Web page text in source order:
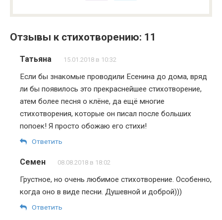
Отзывы к стихотворению: 11
Татьяна 15.01.2018 в 10:32
Если бы знакомые проводили Есенина до дома, вряд
ли бы появилось это прекраснейшее стихотворение,
атем более песня о клёне, да ещё многие
стихотворения, которые он писал после больших
попоек! Я просто обожаю его стихи!
Ответить
Семен 08.08.2018 в 18:02
Грустное, но очень любимое стихотворение. Особенно,
когда оно в виде песни. Душевной и доброй)))
Ответить